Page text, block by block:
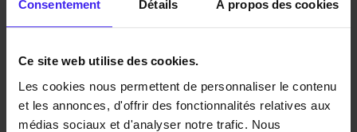
Consentement Détails À propos des cookies
Ce site web utilise des cookies.
Les cookies nous permettent de personnaliser le contenu
et les annonces, d'offrir des fonctionnalités relatives aux
médias sociaux et d'analyser notre trafic. Nous
CELINE ROOSEN
Director of Sales & Marketing